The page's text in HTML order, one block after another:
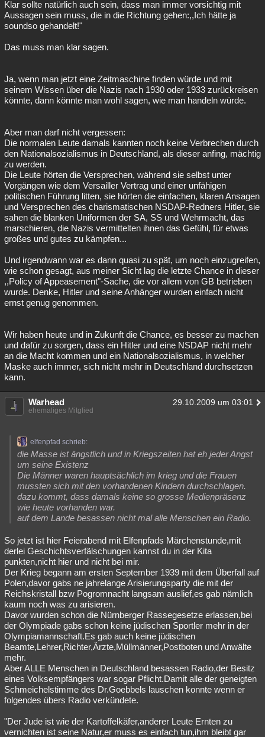
Klar sollte natürlich auch sein, dass man immer vorsichtig mit
Aussagen sein muss, die in die Richtung gehen:,,Ich hätte ja
soundso gehandelt!"
Das muss man klar sagen.
Ja, wenn man jetzt eine Zeitmaschine finden würde und mit
seinem Wissen über die Nazis nach 1930 oder 1933 zurückreisen
könnte, dann könnte man wohl sagen, wie man handeln würde.
Aber man darf nicht vergessen:
Die normalen Leute damals kannten noch keine Verbrechen durch
den Nationalsozialismus in Deutschland, als dieser anfing, mächtig
zu werden.
Die Leute hörten die Versprechen, während sie selbst unter
Vorgängen wie dem Versailler Vertrag und einer unfähigen
politischen Führung litten, sie hörten die einfachen, klaren Ansagen
und Versprechen des charismatischen NSDAP-Redners Hitler, sie
sahen die blanken Uniformen der SA, SS und Wehrmacht, das
marschieren, die Nazis vermittelten ihnen das Gefühl, für etwas
großes und gutes zu kämpfen...
Und irgendwann war es dann quasi zu spät, um noch einzugreifen,
wie schon gesagt, aus meiner Sicht lag die letzte Chance in dieser
,,Policy of Appeasement"-Sache, die vor allem von GB betrieben
wurde. Denke, Hitler und seine Anhänger wurden einfach nicht
ernst genug genommen.
Wir haben heute und in Zukunft die Chance, es besser zu machen
und dafür zu sorgen, dass ein Hitler und eine NSDAP nicht mehr
an die Macht kommen und ein Nationalsozialismus, in welcher
Maske auch immer, sich nicht mehr in Deutschland durchsetzen
kann.
Warhead 29.10.2009 um 03:01
ehemaliges Mitglied
elfenpfad schrieb:
die Masse ist ängstlich und in Kriegszeiten hat eh jeder Angst
um seine Existenz
Die Männer waren hauptsächlich im krieg und die Frauen
mussten sich mit den vorhandenen Kindern durchschlagen.
dazu kommt, dass damals keine so grosse Medienpräsenz
wie heute vorhanden war.
auf dem Lande besassen nicht mal alle Menschen ein Radio.
So jetzt ist hier Feierabend mit Elfenpfads Märchenstunde,mit
derlei Geschichtsverfälschungen kannst du in der Kita
punkten,nicht hier und nicht bei mir.
Der Krieg begann am ersten September 1939 mit dem Überfall auf
Polen,davor gabs ne jahrelange Arisierungsparty die mit der
Reichskristall bzw Pogromnacht langsam auslief,es gab nämlich
kaum noch was zu arisieren.
Davor wurden schon die Nürnberger Rassegesetze erlassen,bei
der Olympiade gabs schon keine jüdischen Sportler mehr in der
Olympiamannschaft.Es gab auch keine jüdischen
Beamte,Lehrer,Richter,Ärzte,Müllmänner,Postboten und Anwälte
mehr.
Aber ALLE Menschen in Deutschland besassen Radio,der Besitz
eines Volksempfängers war sogar Pflicht.Damit alle der geneigten
Schmeichelstimme des Dr.Goebbels lauschen konnte wenn er
folgendes übers Radio verkündete.
"Der Jude ist wie der Kartoffelkäfer,anderer Leute Ernten zu
vernichten ist seine Natur,er muss es einfach tun,ihm bleibt gar